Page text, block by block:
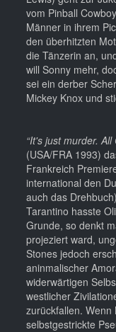
vom Pinball
Männer in ihrem
den überhitzten
die Tänzerin an,
will Sonny mehr,
sei ein derber
Mickey Knox und
“It's just murder.
(USA/FRA 1993)
Frankreich
international den
auch das
Tarantino hasste
Grunde, so denkt
projeziert ward,
Stones jedoch
aninmalischer
widerwärtigen
westlicher
zurückfallen. Wenn
selbstgestrickte